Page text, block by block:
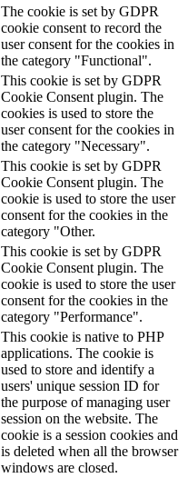
The cookie is set by GDPR
cookie consent to record the
user consent for the cookies in
the category "Functional".
This cookie is set by GDPR
Cookie Consent plugin. The
cookies is used to store the
user consent for the cookies in
the category "Necessary".
This cookie is set by GDPR
Cookie Consent plugin. The
cookie is used to store the user
consent for the cookies in the
category "Other.
This cookie is set by GDPR
Cookie Consent plugin. The
cookie is used to store the user
consent for the cookies in the
category "Performance".
This cookie is native to PHP
applications. The cookie is
used to store and identify a
users' unique session ID for
the purpose of managing user
session on the website. The
cookie is a session cookies and
is deleted when all the browser
windows are closed.